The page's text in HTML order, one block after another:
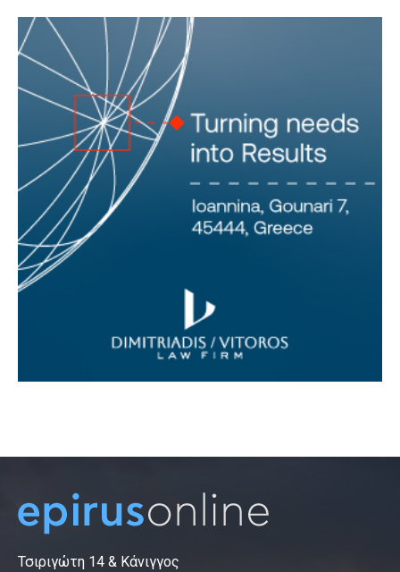
Τσιριγώτη 14 & Κάνιγγος